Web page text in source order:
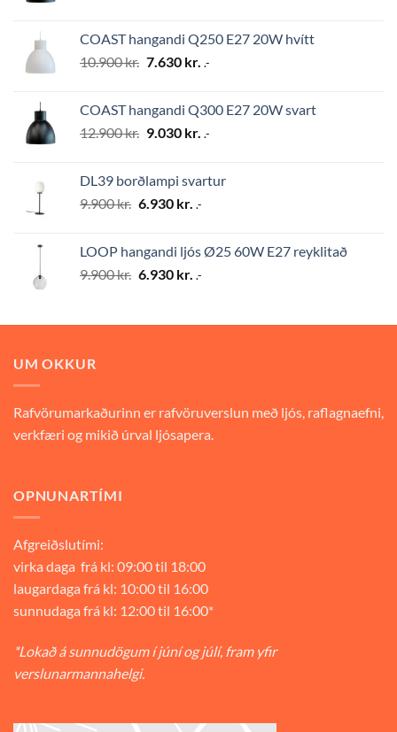
10.900 kr..7.630 kr..
COAST hangandi Q250 E27 20W hvítt
10.900kr. Original
10.900 kr..
7.630 kr. Current
7.630 kr..
.-
COAST hangandi Q300 E27 20W svart
12.900kr. Original
12.900 kr..
9.030 kr. Current
9.030 kr..
.-
DL39 borðlampi svartur
9.900kr. Original
9.900 kr..
6.930 kr. Current
6.930 kr..
.-
LOOP hangandi ljós Ø25 60W E27 reyklitað
9.900kr. Original
9.900 kr..
6.930 kr. Current
6.930 kr..
.-
UM OKKUR
Rafvörumarkaðurinn er rafvöruverslun með ljós, raflagnaefni,
verkfæri og mikið úrval ljósapera.
OPNUNARTÍMI
Afgreiðslutími:
virka daga frá kl: 09:00 til 18:00
laugardaga frá kl: 10:00 til 16:00
sunnudaga frá kl: 12:00 til 16:00*
*Lokað á sunnudögum í júní og júlí, fram yfir
verslunarmannahelgi.